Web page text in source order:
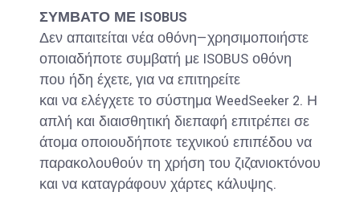
ΣΥΜΒΑΤΟ ΜΕ ISOBUS
Δεν απαιτείται νέα οθόνη—χρησιμοποιήστε
οποιαδήποτε συμβατή με ISOBUS οθόνη
που ήδη έχετε, για να επιτηρείτε
και να ελέγχετε το σύστημα WeedSeeker 2. Η
απλή και διαισθητική διεπαφή επιτρέπει σε
άτομα οποιουδήποτε τεχνικού επιπέδου να
παρακολουθούν τη χρήση του ζιζανιοκτόνου
και να καταγράφουν χάρτες κάλυψης.